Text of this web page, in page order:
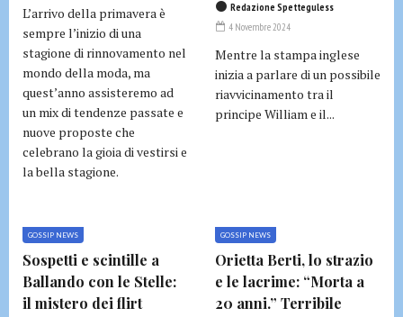
L’arrivo della primavera è
sempre l’inizio di una
stagione di rinnovamento nel
mondo della moda, ma
quest’anno assisteremo ad
un mix di tendenze passate e
nuove proposte che
celebrano la gioia di vestirsi e
la bella stagione.
Redazione Spetteguless
4 Novembre 2024
Mentre la stampa inglese
inizia a parlare di un possibile
riavvicinamento tra il
principe William e il...
GOSSIP NEWS
Sospetti e scintille a
Ballando con le Stelle:
il mistero dei flirt
GOSSIP NEWS
Orietta Berti, lo strazio
e le lacrime: “Morta a
20 anni.” Terribile